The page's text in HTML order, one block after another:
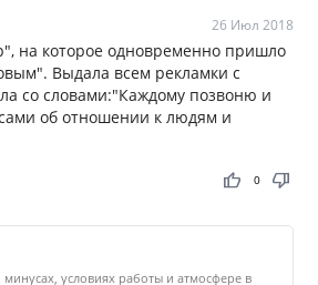
26 Июл 2018
на которое одновременно пришло
Выдала всем рекламки с
со словами:"Каждому позвоню и
сами об отношении к людям и
thumb_up thumb_down
0
условиях работы и атмосфере в